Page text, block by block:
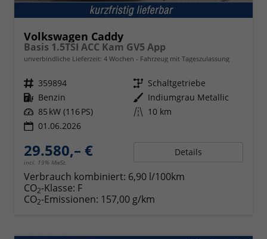
Volkswagen Caddy
Basis 1.5TSI ACC Kam GV5 App
unverbindliche Lieferzeit: 4 Wochen Fahrzeug mit Tageszulassung
Fahrzeugnr. 359894 Getriebe Schaltgetriebe
Kraftstoff Benzin Außenfarbe Indiumgrau Metallic
Leistung 85 kW (116 PS) Kilometerstand 10 km
01.06.2026
29.580,– €
incl. 19% MwSt.
Details
Verbrauch kombiniert: 6,90 l/100km
CO2-Klasse: F
CO2-Emissionen: 157,00 g/km